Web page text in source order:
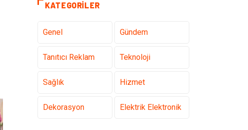
KATEGORILER
Genel Gündem
Tanıtıcı Reklam Teknoloji
Sağlık Hizmet
Dekorasyon Elektrik Elektronik